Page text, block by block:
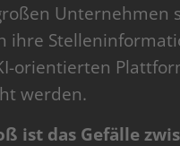
Unternehmen
ihre
orientierten
werden.
ist das Gefälle